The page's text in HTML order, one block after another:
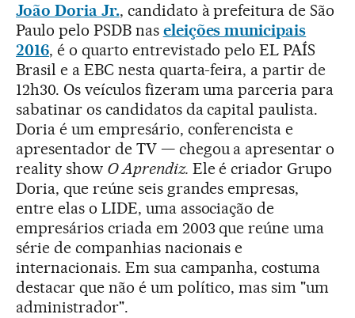
João Doria Jr., candidato à prefeitura de São
Paulo pelo PSDB nas eleições municipais
2016, é o quarto entrevistado pelo EL PAÍS
Brasil e a EBC nesta quarta-feira, a partir de
12h30. Os veículos fizeram uma parceria para
sabatinar os candidatos da capital paulista.
Doria é um empresário, conferencista e
apresentador de TV — chegou a apresentar o
reality show O Aprendiz. Ele é criador Grupo
Doria, que reúne seis grandes empresas,
entre elas o LIDE, uma associação de
empresários criada em 2003 que reúne uma
série de companhias nacionais e
internacionais. Em sua campanha, costuma
destacar que não é um político, mas sim "um
administrador".